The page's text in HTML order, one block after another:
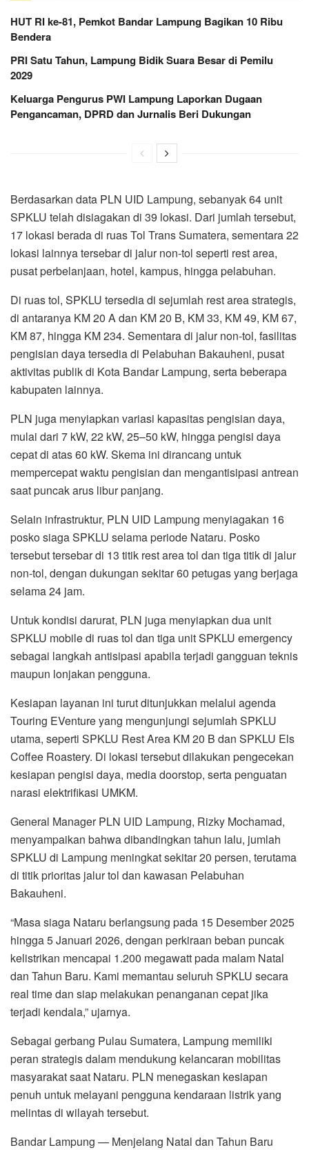
HUT RI ke-81, Pemkot Bandar Lampung Bagikan 10 Ribu
Bendera
PRI Satu Tahun, Lampung Bidik Suara Besar di Pemilu
2029
Keluarga Pengurus PWI Lampung Laporkan Dugaan
Pengancaman, DPRD dan Jurnalis Beri Dukungan
Berdasarkan data PLN UID Lampung, sebanyak 64 unit
SPKLU telah disiagakan di 39 lokasi. Dari jumlah tersebut,
17 lokasi berada di ruas Tol Trans Sumatera, sementara 22
lokasi lainnya tersebar di jalur non-tol seperti rest area,
pusat perbelanjaan, hotel, kampus, hingga pelabuhan.
Di ruas tol, SPKLU tersedia di sejumlah rest area strategis,
di antaranya KM 20 A dan KM 20 B, KM 33, KM 49, KM 67,
KM 87, hingga KM 234. Sementara di jalur non-tol, fasilitas
pengisian daya tersedia di Pelabuhan Bakauheni, pusat
aktivitas publik di Kota Bandar Lampung, serta beberapa
kabupaten lainnya.
PLN juga menyiapkan variasi kapasitas pengisian daya,
mulai dari 7 kW, 22 kW, 25–50 kW, hingga pengisi daya
cepat di atas 60 kW. Skema ini dirancang untuk
mempercepat waktu pengisian dan mengantisipasi antrean
saat puncak arus libur panjang.
Selain infrastruktur, PLN UID Lampung menyiagakan 16
posko siaga SPKLU selama periode Nataru. Posko
tersebut tersebar di 13 titik rest area tol dan tiga titik di jalur
non-tol, dengan dukungan sekitar 60 petugas yang berjaga
selama 24 jam.
Untuk kondisi darurat, PLN juga menyiapkan dua unit
SPKLU mobile di ruas tol dan tiga unit SPKLU emergency
sebagai langkah antisipasi apabila terjadi gangguan teknis
maupun lonjakan pengguna.
Kesiapan layanan ini turut ditunjukkan melalui agenda
Touring EVenture yang mengunjungi sejumlah SPKLU
utama, seperti SPKLU Rest Area KM 20 B dan SPKLU Els
Coffee Roastery. Di lokasi tersebut dilakukan pengecekan
kesiapan pengisi daya, media doorstop, serta penguatan
narasi elektrifikasi UMKM.
General Manager PLN UID Lampung, Rizky Mochamad,
menyampaikan bahwa dibandingkan tahun lalu, jumlah
SPKLU di Lampung meningkat sekitar 20 persen, terutama
di titik prioritas jalur tol dan kawasan Pelabuhan
Bakauheni.
“Masa siaga Nataru berlangsung pada 15 Desember 2025
hingga 5 Januari 2026, dengan perkiraan beban puncak
kelistrikan mencapai 1.200 megawatt pada malam Natal
dan Tahun Baru. Kami memantau seluruh SPKLU secara
real time dan siap melakukan penanganan cepat jika
terjadi kendala,” ujarnya.
Sebagai gerbang Pulau Sumatera, Lampung memiliki
peran strategis dalam mendukung kelancaran mobilitas
masyarakat saat Nataru. PLN menegaskan kesiapan
penuh untuk melayani pengguna kendaraan listrik yang
melintas di wilayah tersebut.
Bandar Lampung — Menjelang Natal dan Tahun Baru